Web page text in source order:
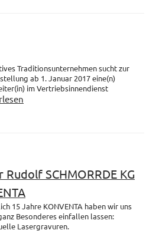
Traditionsunternehmen sucht zur
ab 1. Januar 2017 eine(n)
im Vertriebsinnendienst
SCHMORRDE KG
15 Jahre KONVENTA haben wir uns
Besonderes einfallen lassen:
Lasergravuren.